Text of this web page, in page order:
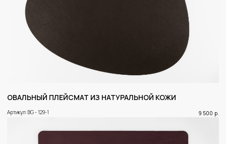
ОВАЛЬНЫЙ ПЛЕЙСМАТ ИЗ НАТУРАЛЬНОЙ КОЖИ
Артикул: BG - 129-1 9 500 р.